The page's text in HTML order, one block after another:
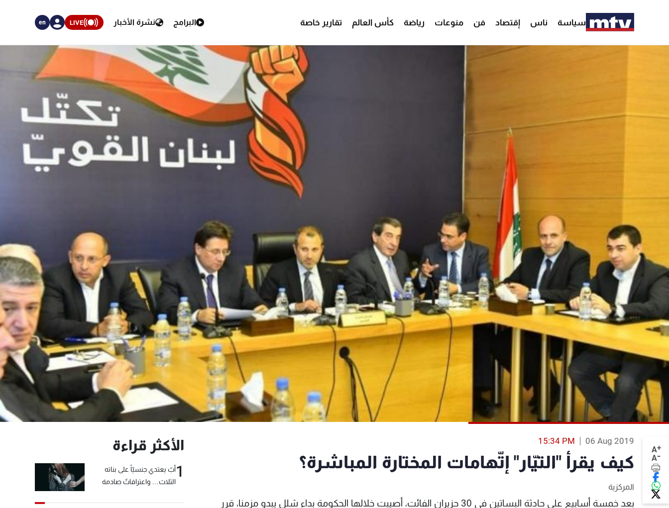
سياسة ناس إقتصاد فن منوعات رياضة كأس العالم تقارير خاصة البرامج نشرة الأخبار LIVE
en
A+
A-
06 Aug 2019
15:34 PM
كيف يقرأ "التيّار" إتّهامات المختارة المباشرة؟
المركزية
بعد خمسة أسابيع على حادثة البساتين في 30 حزيران الفائت، أصيبت خلالها الحكومة بداء شلل يبدو مزمنا، قرر
الأكثر قراءة
1أبٌ يعتدي جنسيّاً على بناته
الثلاث… واعترافاتٌ صادمة